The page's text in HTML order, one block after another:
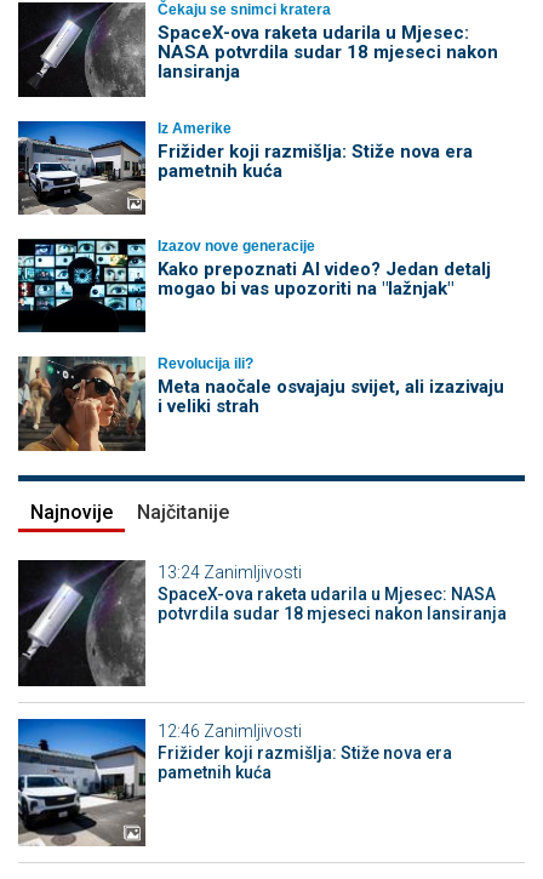
Čekaju se snimci kratera
SpaceX-ova raketa udarila u Mjesec:
NASA potvrdila sudar 18 mjeseci nakon
lansiranja
Iz Amerike
Frižider koji razmišlja: Stiže nova era
pametnih kuća
Izazov nove generacije
Kako prepoznati AI video? Jedan detalj
mogao bi vas upozoriti na "lažnjak"
Revolucija ili?
Meta naočale osvajaju svijet, ali izazivaju
i veliki strah
Najnovije Najčitanije
13:24 Zanimljivosti
SpaceX-ova raketa udarila u Mjesec: NASA
potvrdila sudar 18 mjeseci nakon lansiranja
12:46 Zanimljivosti
Frižider koji razmišlja: Stiže nova era
pametnih kuća